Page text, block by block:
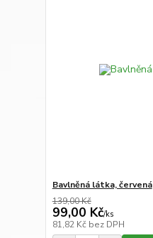
Bavlněná látka, červená
139,00 Kč
99,00 Kč/ks
81,82 Kč bez DPH